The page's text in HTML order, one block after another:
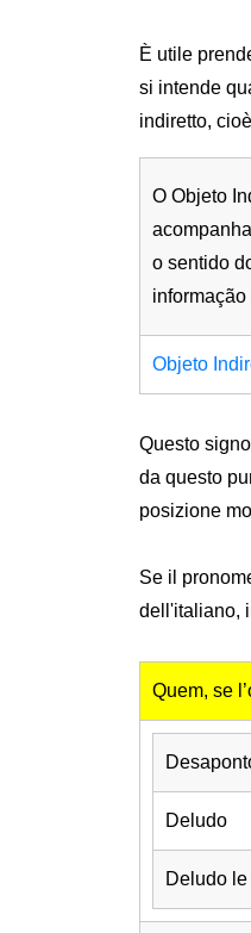
È utile
si intende
indiretto,
O Objeto
o sentido
informação
Objeto
Questo
da questo
posizione
Se il
dell'italiano,
Quem, se
Deludo
Deludo